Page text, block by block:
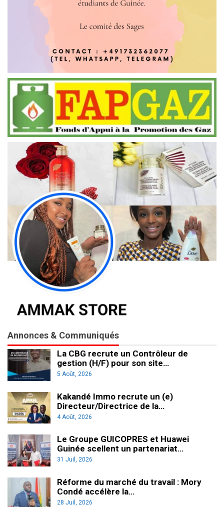
Annonces & Communiqués
La CBG recrute un Contrôleur de
gestion (H/F) pour son site…
5 Août, 2026
Kakandé Immo recrute un (e)
Directeur/Directrice de la…
4 Août, 2026
Le Groupe GUICOPRES et Huawei
Guinée scellent un partenariat…
31 Juil, 2026
Réforme du marché du travail : Mory
Condé accélère la…
28 Juil, 2026